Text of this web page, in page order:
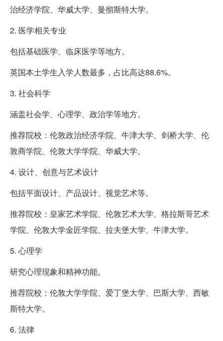
治经济学院、华威大学、曼彻斯特大学。
2. 医学相关专业
包括基础医学、临床医学等地方。
英国本土学生入学人数最多，占比高达88.6%。
3. 社会科学
涵盖社会学、心理学、政治学等地方。
推荐院校：伦敦政治经济学院、牛津大学、剑桥大学、伦
敦商学院、伦敦大学学院、华威大学。
4. 设计、创意与艺术设计
包括平面设计、产品设计、视觉艺术等。
推荐院校：皇家艺术学院、伦敦艺术大学、格拉斯哥艺术
学院、伦敦大学金匠学院、拉夫堡大学、牛津大学。
5. 心理学
研究心理现象和精神功能。
推荐院校：伦敦大学学院、爱丁堡大学、巴斯大学、西敏
斯特大学。
6. 法律